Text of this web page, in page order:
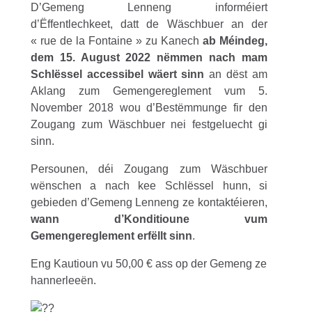
D’Gemeng Lenneng informéiert
d’Ëffentlechkeet, datt de Wäschbuer an der
« rue de la Fontaine » zu Kanechab Méindeg,
dem 15. August 2022 nëmmen nach mam
Schlëssel accessibel wäert sinn an dëst am
Aklang zum Gemengereglement vum 5.
November 2018 wou d’Bestëmmunge fir den
Zougang zum Wäschbuer nei festgeluecht gi
sinn.
Persounen, déi Zougang zum Wäschbuer
wënschen a nach kee Schlëssel hunn, si
gebieden d’Gemeng Lenneng ze kontaktéieren,
wann d’Konditioune vum
Gemengereglement erfëllt sinn.
Eng Kautioun vu 50,00 € ass op der Gemeng ze
hannerleeën.